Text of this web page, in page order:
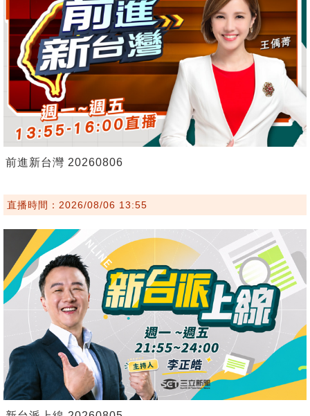
前進新台灣 20260806
直播時間：2026/08/06 13:55